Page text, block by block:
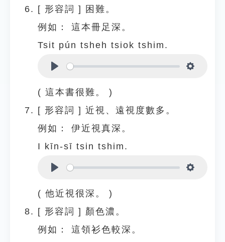
[ 形容詞 ]
困難。
例如：
這本冊足深。
Tsit pún tsheh tsiok tshim.
( 這本書很難。 )
[ 形容詞 ] 近視、遠視度數多。
例如：
伊近視真深。
I kīn-sī tsin tshim.
( 他近視很深。 )
[ 形容詞 ] 顏色濃。
例如：
這領衫色較深。